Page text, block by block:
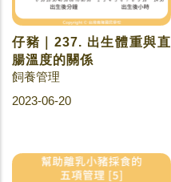
仔豬｜237. 出生體重與直
腸溫度的關係
飼養管理
2023-06-20